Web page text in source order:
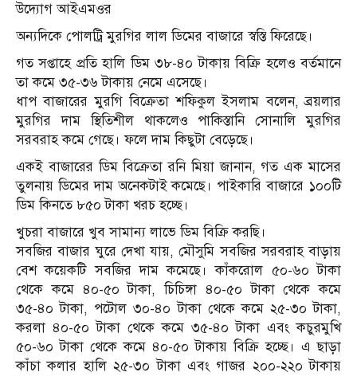
উদ্যোগ আইএমওর
অন্যদিকে পোলট্রি মুরগির লাল ডিমের বাজারে স্বস্তি ফিরেছে।
গত সপ্তাহে প্রতি হালি ডিম ৩৮-৪০ টাকায় বিক্রি হলেও বর্তমানে
তা কমে ৩৫-৩৬ টাকায় নেমে এসেছে।
ধাপ বাজারের মুরগি বিক্রেতা শফিকুল ইসলাম বলেন, ব্রয়লার
মুরগির দাম স্থিতিশীল থাকলেও পাকিস্তানি সোনালি মুরগির
সরবরাহ কমে গেছে। ফলে দাম কিছুটা বেড়েছে।
একই বাজারের ডিম বিক্রেতা রনি মিয়া জানান, গত এক মাসের
তুলনায় ডিমের দাম অনেকটাই কমেছে। পাইকারি বাজারে ১০০টি
ডিম কিনতে ৮৫০ টাকা খরচ হচ্ছে।
খুচরা বাজারে খুব সামান্য লাভে ডিম বিক্রি করছি।
সবজির বাজার ঘুরে দেখা যায়, মৌসুমি সবজির সরবরাহ বাড়ায়
বেশ কয়েকটি সবজির দাম কমেছে। কাঁকরোল ৫০-৬০ টাকা
থেকে কমে ৪০-৫০ টাকা, চিচিঙ্গা ৪০-৫০ টাকা থেকে কমে
৩৫-৪০ টাকা, পটোল ৩০-৪০ টাকা থেকে কমে ২৫-৩০ টাকা,
করলা ৪০-৫০ টাকা থেকে কমে ৩৫-৪০ টাকা এবং কচুরমুখি
৫০-৬০ টাকা থেকে কমে ৪০-৫০ টাকায় বিক্রি হচ্ছে। এ ছাড়া
কাঁচা কলার হালি ২৫-৩০ টাকা এবং গাজর ২০০-২২০ টাকায়